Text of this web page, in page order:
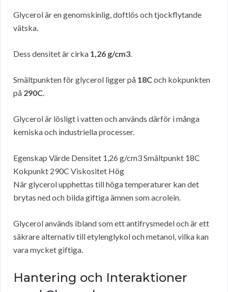
Glycerol är en genomskinlig, doftlös och tjockflytande
vätska.
Dess densitet är cirka 1,26 g/cm3
Smältpunkten för glycerol ligger på 18Coch kokpunkten
på 290C
Glycerol är lösligt i vatten och används därför i många
kemiska och industriella processer.
Egenskap Värde Densitet 1,26 g/cm3 Smältpunkt 18C
Kokpunkt 290C Viskositet Hög
När glycerol upphettas till höga temperaturer kan det
brytas ned och bilda giftiga ämnen som acrolein.
Glycerol används ibland som ett antifrysmedel och är ett
säkrare alternativ till etylenglykol och metanol, vilka kan
vara mycket giftiga.
Hantering och Interaktioner